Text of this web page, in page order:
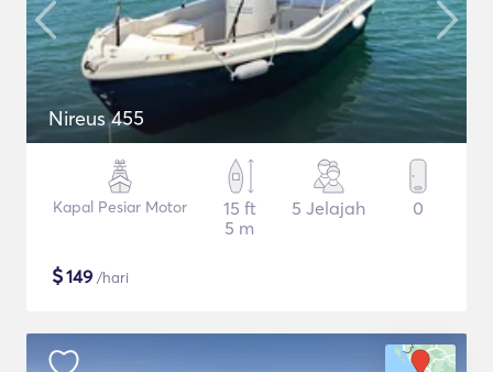
Nireus 455
Kapal Pesiar Motor
15 ft
5 m
5 Jelajah 0
$149 /hari